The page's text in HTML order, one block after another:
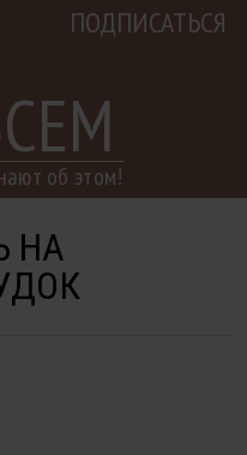
об этом!
ПОДПИСАТЬСЯ
НА